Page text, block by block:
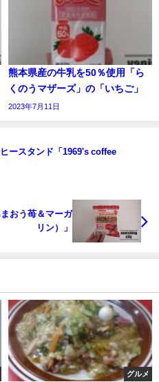
熊本県産の牛乳を50％使用「ら
くのうマザーズ」の「いちご」
2023年7月11日
ースタンド「1969's coffee
おう苺＆マーガ
リン）」
グルメ